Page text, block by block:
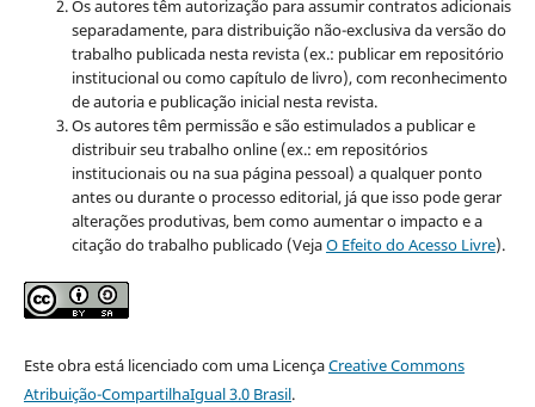
Os autores têm autorização para assumir contratos adicionais
separadamente, para distribuição não-exclusiva da versão do
trabalho publicada nesta revista (ex.: publicar em repositório
institucional ou como capítulo de livro), com reconhecimento
de autoria e publicação inicial nesta revista.
Os autores têm permissão e são estimulados a publicar e
distribuir seu trabalho online (ex.: em repositórios
institucionais ou na sua página pessoal) a qualquer ponto
antes ou durante o processo editorial, já que isso pode gerar
alterações produtivas, bem como aumentar o impacto e a
citação do trabalho publicado (VejaO Efeito do Acesso Livre).
Este obra está licenciado com uma LicençaCreative Commons
Atribuição-CompartilhaIgual 3.0 Brasil.